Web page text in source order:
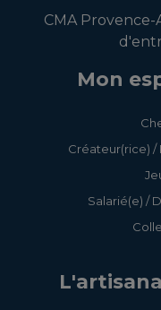
CMA
Mon
Créateur(rice)
Salarié(e) /